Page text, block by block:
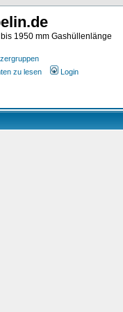
1950 mm Gashüllenlänge
zu lesen Login